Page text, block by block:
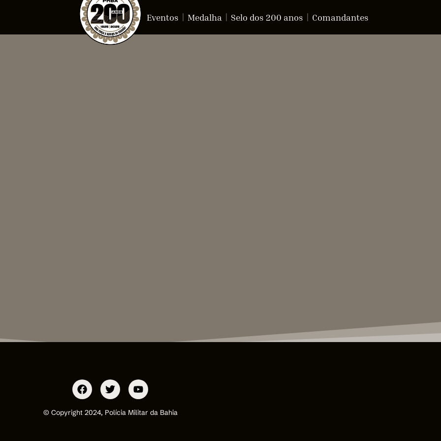
Eventos Medalha Selo dos 200 anos Comandantes
© Copyright 2024, Polícia Militar da Bahia